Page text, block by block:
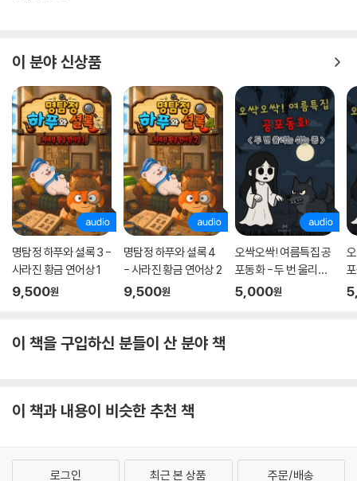
이 분야 신상품
명탐정 하푸와 셜록 3 -
사라진 황금 연어상 1
9,500원
명탐정 하푸와 셜록 4
- 사라진 황금 연어상 2
9,500원
오싹오싹! 여름특집 공
포동화 - 두 번 울리는
쉬는 종
5,000원
이 책을 구입하신 분들이 산 분야 책
이 책과 내용이 비슷한 추천 책
로그인 최근 본 상품 주문/배송